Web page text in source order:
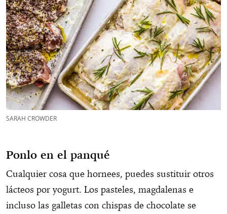
SARAH CROWDER
Ponlo en el panqué
Cualquier cosa que hornees, puedes sustituir otros
lácteos por yogurt. Los pasteles, magdalenas e
incluso las galletas con chispas de chocolate se